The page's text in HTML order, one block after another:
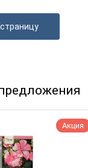
Акция